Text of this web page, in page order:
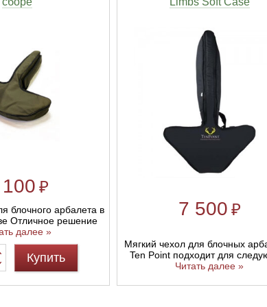
₽
блочного арбалета в
Отличное решение
далее »
Купить
7 500 ₽
Мягкий чехол для блочных
Ten Point подходит для
Читать далее »